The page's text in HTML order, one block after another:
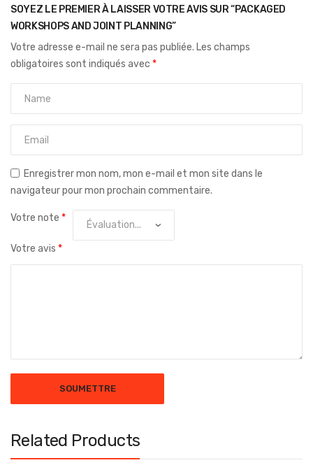
SOYEZ LE PREMIER À LAISSER VOTRE AVIS SUR “PACKAGED
WORKSHOPS AND JOINT PLANNING”
Votre adresse e-mail ne sera pas publiée. Les champs
obligatoires sont indiqués avec *
Enregistrer mon nom, mon e-mail et mon site dans le
navigateur pour mon prochain commentaire.
Votre note *
Votre avis *
Related Products